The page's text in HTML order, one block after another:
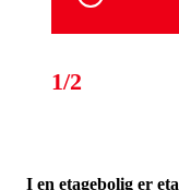
1/2
I en etagebolig er